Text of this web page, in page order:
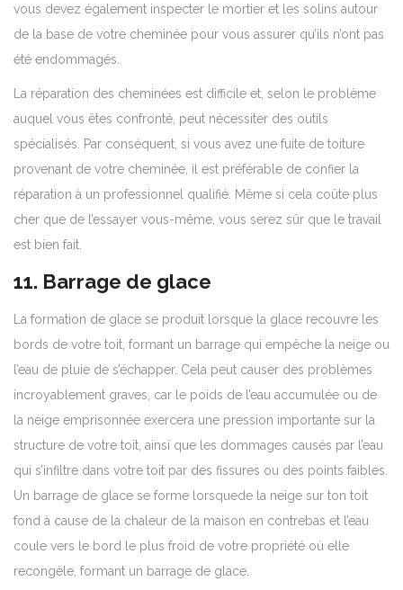
vous devez également inspecter le mortier et les solins autour
de la base de votre cheminée pour vous assurer qu’ils n’ont pas
été endommagés.
La réparation des cheminées est difficile et, selon le problème
auquel vous êtes confronté, peut nécessiter des outils
spécialisés. Par conséquent, si vous avez une fuite de toiture
provenant de votre cheminée, il est préférable de confier la
réparation à un professionnel qualifié. Même si cela coûte plus
cher que de l’essayer vous-même, vous serez sûr que le travail
est bien fait.
11. Barrage de glace
La formation de glace se produit lorsque la glace recouvre les
bords de votre toit, formant un barrage qui empêche la neige ou
l’eau de pluie de s’échapper. Cela peut causer des problèmes
incroyablement graves, car le poids de l’eau accumulée ou de
la neige emprisonnée exercera une pression importante sur la
structure de votre toit, ainsi que les dommages causés par l’eau
qui s’infiltre dans votre toit par des fissures ou des points faibles.
Un barrage de glace se forme lorsquede la neige sur ton toit
fond à cause de la chaleur de la maison en contrebas et l’eau
coule vers le bord le plus froid de votre propriété où elle
recongèle, formant un barrage de glace.